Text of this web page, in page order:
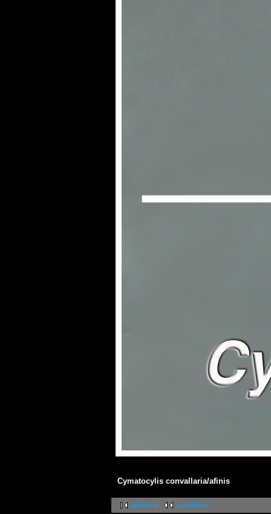
Cymatocylis convallaria/afinis
première précédente